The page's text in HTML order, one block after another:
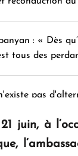
: « Dès
tous des
pas
d'audace, de
juin, à